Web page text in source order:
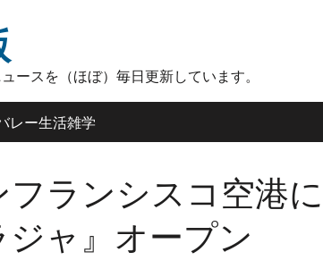
ースを（ほぼ）毎日更新しています。
レー生活雑学
ランシスコ空港に
ャ』オープン